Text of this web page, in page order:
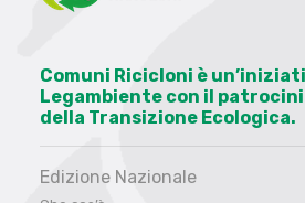
Comuni Ricicloni è
Legambiente con il
della Transizione Ecologica.
Edizione Nazionale